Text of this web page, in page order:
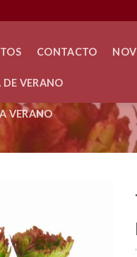
CONTACTO
DE VERANO
VERANO